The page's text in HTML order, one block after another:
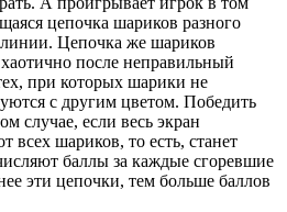
цепочка шариков разного
Цепочка же шариков
после неправильный
при которых шарики не
с другим цветом. Победить
случае, если весь экран
всех шариков, то есть, станет
баллы за каждые сгоревшие
эти цепочки, тем больше баллов